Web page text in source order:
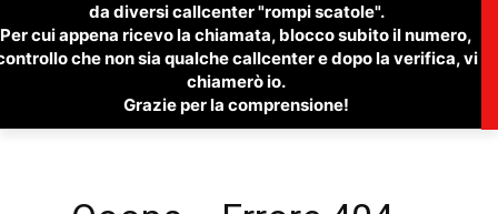
da diversi callcenter "rompi scatole".
Per cui appena ricevo la chiamata, blocco subito il numero,
che non sia qualche callcenter e dopo la verifica, vi
chiamerò io.
Grazie per la comprensione!